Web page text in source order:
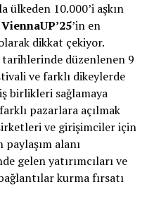
ülkeden 10.000’i aşkın
ViennaUP’25’in en
dikkat çekiyor.
tarihlerinde düzenlenen 9
ve farklı dikeylerde
birlikleri sağlamaya
pazarlara açılmak
ve girişimciler için
alanı
gelen yatırımcıları ve
kurma fırsatı